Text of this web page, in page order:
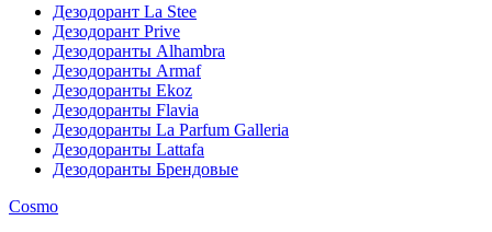
Дезодорант La Stee
Дезодорант Prive
Дезодоранты Alhambra
Дезодоранты Armaf
Дезодоранты Ekoz
Дезодоранты Flavia
Дезодоранты La Parfum Galleria
Дезодоранты Lattafa
Дезодоранты Брендовые
Cosmo